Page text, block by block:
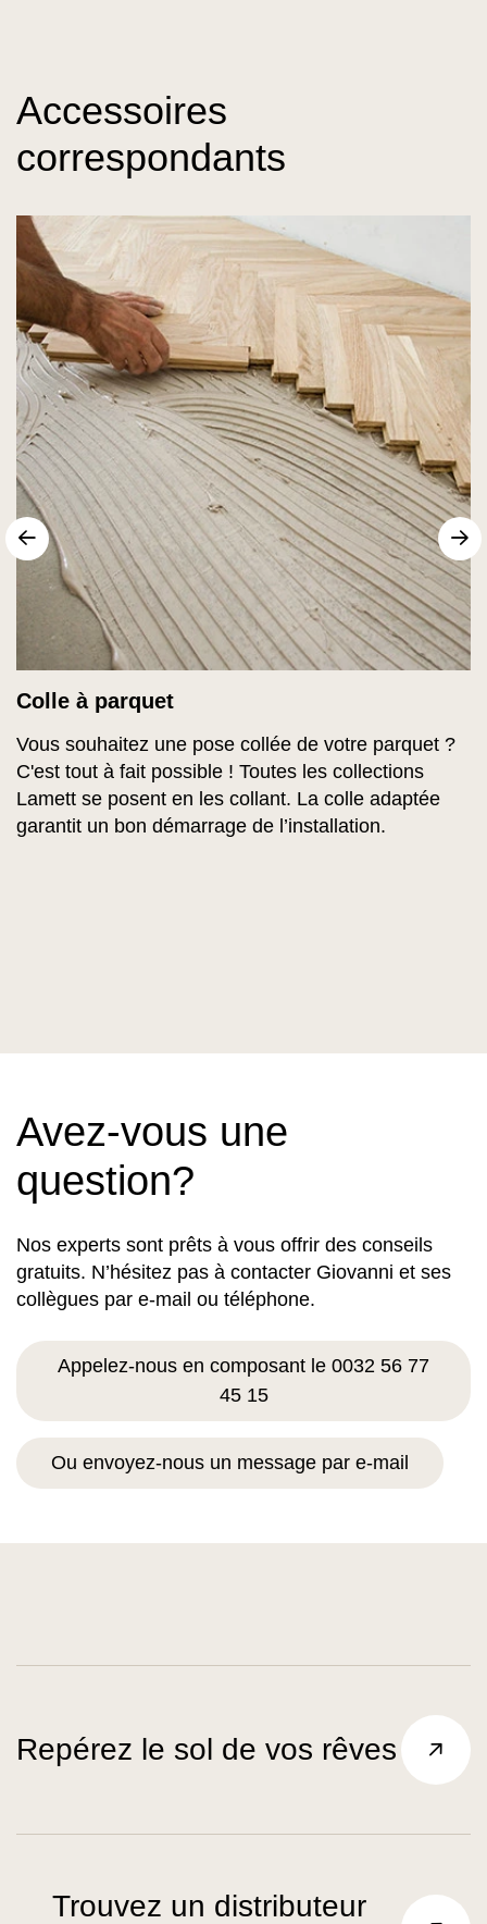
Accessoires
correspondants
Colle à parquet
Vous souhaitez une pose collée de votre parquet ?
C'est tout à fait possible ! Toutes les collections
Lamett se posent en les collant. La colle adaptée
garantit un bon démarrage de l’installation.
sr.arrow prev
Avez-vous une
question?
Nos experts sont prêts à vous offrir des conseils
gratuits. N’hésitez pas à contacter Giovanni et ses
collègues par e-mail ou téléphone.
Appelez-nous en composant le 0032 56 77
45 15
Ou envoyez-nous un message par e-mail
Repérez le sol de vos rêves
Trouvez un distributeur